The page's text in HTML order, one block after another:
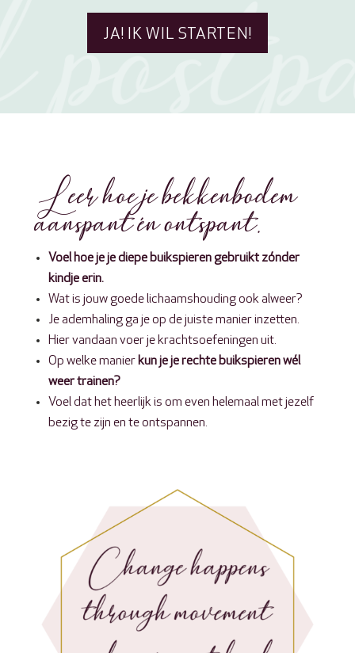
JA! IK WIL STARTEN!
Leer hoe je bekkenbodem
aanspant én ontspant.
Voel hoe je je diepe buikspieren gebruikt zónder
kindje erin.
Wat is jouw goede lichaamshouding ook alweer?
Je ademhaling ga je op de juiste manier inzetten.
Hier vandaan voer je krachtsoefeningen uit.
Op welke manier kun je je rechte buikspieren wél
weer trainen?
Voel dat het heerlijk is om even helemaal met jezelf
bezig te zijn en te ontspannen.